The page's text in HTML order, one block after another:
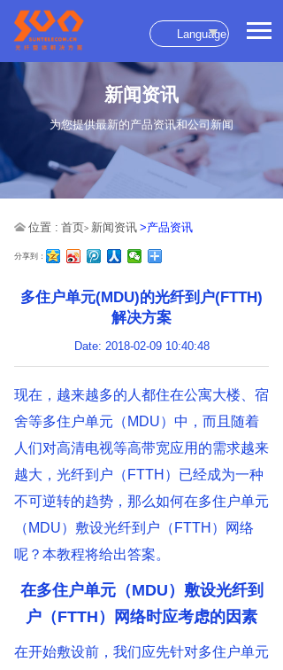
Language
新闻资讯
为您提供最新的产品资讯和公司新闻
位置 : 首页> 新闻资讯 >产品资讯
分享到：
多住户单元(MDU)的光纤到户(FTTH)
解决方案
Date: 2018-02-09 10:40:48
现在，越来越多的人都住在公寓大楼、宿
舍等多住户单元（MDU）中，而且随着
人们对高清电视等高带宽应用的需求越来
越大，光纤到户（FTTH）已经成为一种
不可逆转的趋势，那么如何在多住户单元
（MDU）敷设光纤到户（FTTH）网络
呢？本教程将给出答案。
在多住户单元（MDU）敷设光纤到
户（FTTH）网络时应考虑的因素
在开始敷设前，我们应先针对多住户单元